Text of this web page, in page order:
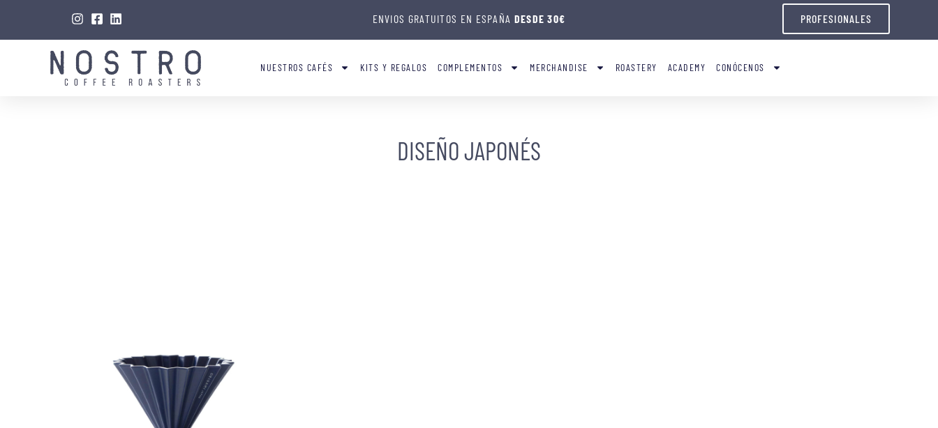
ENVIOS GRATUITOS EN ESPAÑA DESDE 30€ PROFESIONALES
NUESTROS CAFÉS KITS Y REGALOS COMPLEMENTOS MERCHANDISE ROASTERY ACADEMY CONÓCENOS
DISEÑO JAPONÉS